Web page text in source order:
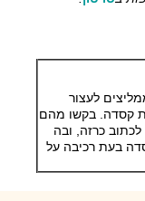
ממליצים לעצור
קסדה. בקשו מהם
כרזה, ובה
בעת רכיבה על